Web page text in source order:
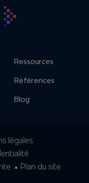
Ressources
Références
Blog
légales
Plan du site